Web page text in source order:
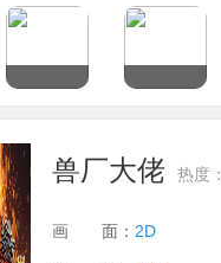
兽厂大佬 热度
画 面： 2D